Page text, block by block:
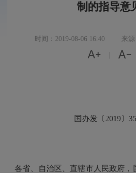
制的指导意
时间：2019-08-06 16:40 来
 
国办发〔2019〕
各省、自治区、直辖市人民政府，